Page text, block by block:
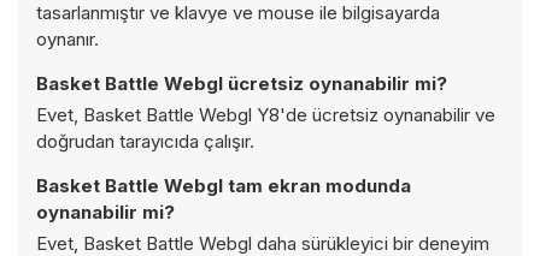
tasarlanmıştır ve klavye ve mouse ile bilgisayarda
oynanır.
Basket Battle Webgl ücretsiz oynanabilir mi?
Evet, Basket Battle Webgl Y8'de ücretsiz oynanabilir ve
doğrudan tarayıcıda çalışır.
Basket Battle Webgl tam ekran modunda
oynanabilir mi?
Evet, Basket Battle Webgl daha sürükleyici bir deneyim